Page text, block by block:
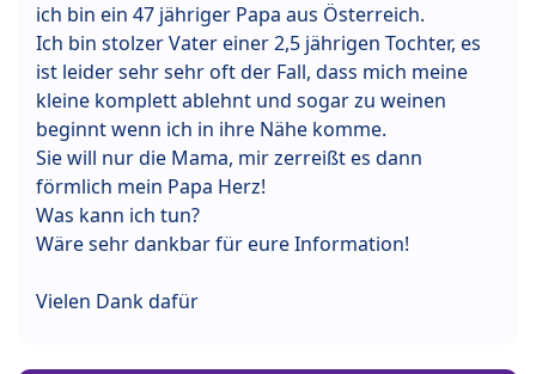
ich bin ein 47 jähriger Papa aus Österreich.
Ich bin stolzer Vater einer 2,5 jährigen Tochter, es
ist leider sehr sehr oft der Fall, dass mich meine
kleine komplett ablehnt und sogar zu weinen
beginnt wenn ich in ihre Nähe komme.
Sie will nur die Mama, mir zerreißt es dann
förmlich mein Papa Herz!
Was kann ich tun?
Wäre sehr dankbar für eure Information!
Vielen Dank dafür